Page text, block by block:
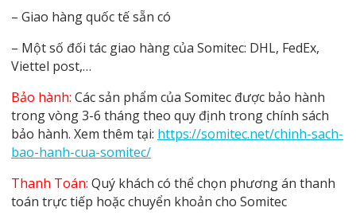
– Giao hàng quốc tế sẵn có
– Một số đối tác giao hàng của Somitec: DHL, FedEx,
Viettel post,…
Bảo hành: Các sản phẩm của Somitec được bảo hành
trong vòng 3-6 tháng theo quy định trong chính sách
bảo hành. Xem thêm tại: https://somitec.net/chinh-sach-
bao-hanh-cua-somitec/
Thanh Toán: Quý khách có thể chọn phương án thanh
toán trực tiếp hoặc chuyển khoản cho Somitec